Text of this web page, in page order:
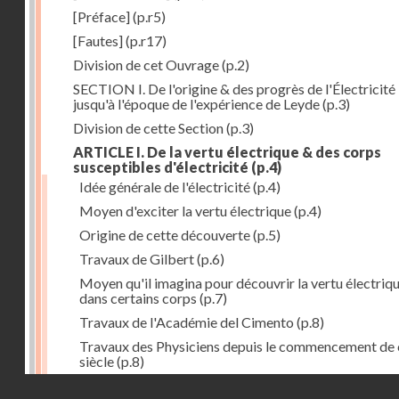
[Préface](p.r5)
[Fautes](p.r17)
Division de cet Ouvrage(p.2)
SECTION I. De l'origine & des progrès de l'Électricité
jusqu'à l'époque de l'expérience de Leyde(p.3)
Division de cette Section(p.3)
ARTICLE I. De la vertu électrique & des corps
susceptibles d'électricité (p.4)
Idée générale de l'électricité(p.4)
Moyen d'exciter la vertu électrique(p.4)
Origine de cette découverte(p.5)
Travaux de Gilbert(p.6)
Moyen qu'il imagina pour découvrir la vertu
dans certains corps (p.7)
Travaux de l'Académie del Cimento (p.8)
Travaux des Physiciens depuis le commencement de
siècle(p.8)